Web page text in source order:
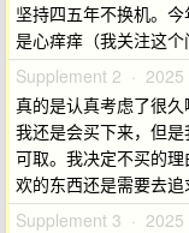
坚持四五年不换机。
是心痒痒（我关注这个
Supplement 2 · 2025
真的是认真考虑了很
我还是会买下来，但
可取。我决定不买的
欢的东西还是需要去
Supplement 3 · 2025